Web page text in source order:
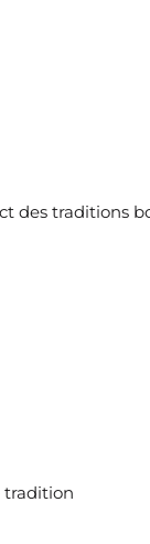
des traditions
tradition